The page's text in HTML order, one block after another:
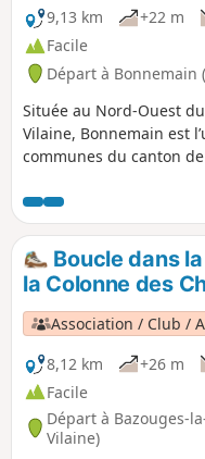
9,13 km
+22 m
Facile
Départ à Bonnemain
Située au Nord-Ouest
Vilaine, Bonnemain est
communes du canton
randonnée tranquille
campagne
des Ormes, réputé
chemin est bordé de
de pierre et de deux
autour de l'Étang de la
particulièrement
Boucle dans
la Colonne des
Association / Club /
8,12 km
+26 m
Facile
Départ à Bazouges-
Vilaine)